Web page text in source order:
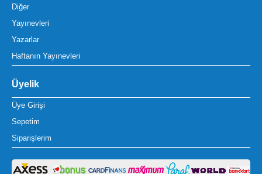
Diğer
Yayınevleri
Yazarlar
Haftanın Yayınevleri
Üyelik
Üye Girişi
Sepetim
Siparişlerim